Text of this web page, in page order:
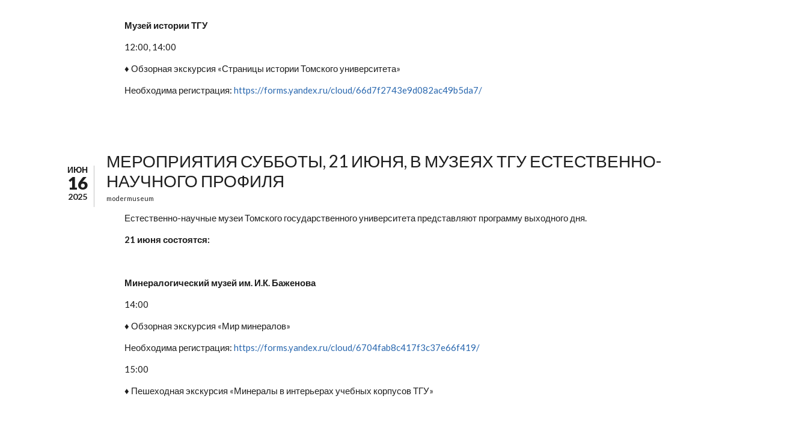
Музей истории ТГУ
12:00, 14:00
♦ Обзорная экскурсия «Страницы истории Томского университета»
Необходима регистрация: https://forms.yandex.ru/cloud/66d7f2743e9d082ac49b5da7/
ИЮН
16
2025
МЕРОПРИЯТИЯ СУББОТЫ, 21 ИЮНЯ, В МУЗЕЯХ ТГУ ЕСТЕСТВЕННО-
НАУЧНОГО ПРОФИЛЯ
modermuseum
Естественно-научные музеи Томского государственного университета представляют программу выходного дня.
21 июня состоятся:
Минералогический музей им. И.К. Баженова
14:00
♦ Обзорная экскурсия «Мир минералов»
Необходима регистрация: https://forms.yandex.ru/cloud/6704fab8c417f3c37e66f419/
15:00
♦ Пешеходная экскурсия «Минералы в интерьерах учебных корпусов ТГУ»